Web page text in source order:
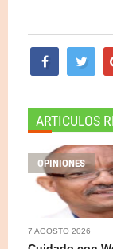
ARTICULOS
OPINIONES
7 AGOSTO 2026